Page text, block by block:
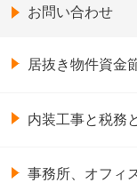
お問い合わせ
居抜き物件資金
内装工事と税務
事務所、オフィ